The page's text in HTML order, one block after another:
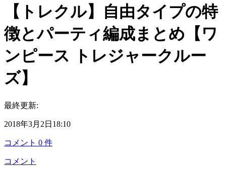
【トレクル】自由タイプの特
徴とパーティ編成まとめ【ワ
ンピース トレジャークルー
ズ】
最終更新:
2018年3月2日18:10
コメント 0 件
コメント